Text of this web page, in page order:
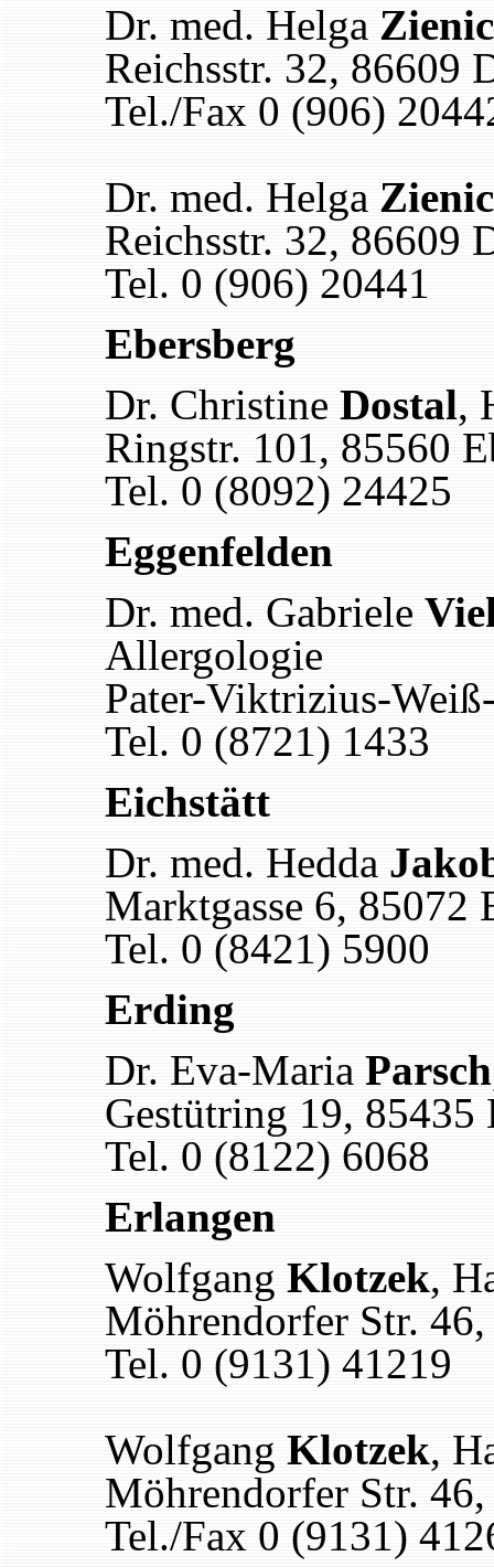
Dr. med. Helga
Reichsstr. 32, 86609
Tel./Fax 0 (906)
Dr. med. Helga
Reichsstr. 32, 86609
Tel. 0 (906) 20441
Ebersberg
Dr. Christine Dostal,
Ringstr. 101, 85560
Tel. 0 (8092) 24425
Eggenfelden
Dr. med. Gabriele
Allergologie
Pater-Viktrizius-
Tel. 0 (8721) 1433
Eichstätt
Dr. med. Hedda
Marktgasse 6, 85072
Tel. 0 (8421) 5900
Erding
Dr. Eva-Maria Parsch
Gestütring 19, 85435
Tel. 0 (8122) 6068
Erlangen
Wolfgang Klotzek,
Möhrendorfer Str.
Tel. 0 (9131) 41219
Wolfgang Klotzek,
Möhrendorfer Str.
Tel./Fax 0 (9131)